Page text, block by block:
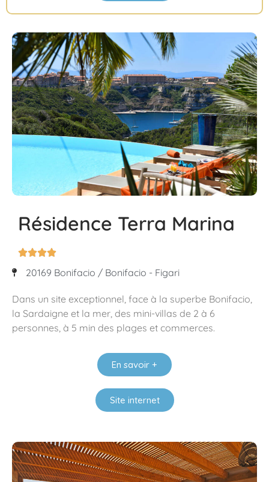
Résidence Terra Marina

20169 Bonifacio / Bonifacio - Figari
Dans un site exceptionnel, face à la superbe Bonifacio,
la Sardaigne et la mer, des mini-villas de 2 à 6
personnes, à 5 min des plages et commerces.
En savoir +
Site internet